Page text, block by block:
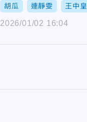
胡瓜 連靜雯 王中皇
2026/01/02 16:04